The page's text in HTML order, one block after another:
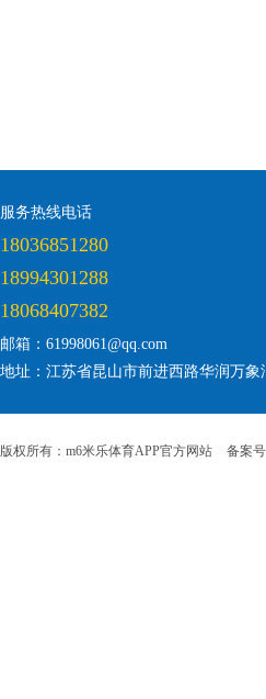
服务热线电话
18036851280
18994301288
18068407382
邮箱：61998061@qq.com
地址：江苏省昆山市前进西路华润万象
版权所有：m6米乐体育APP官方网站 备案